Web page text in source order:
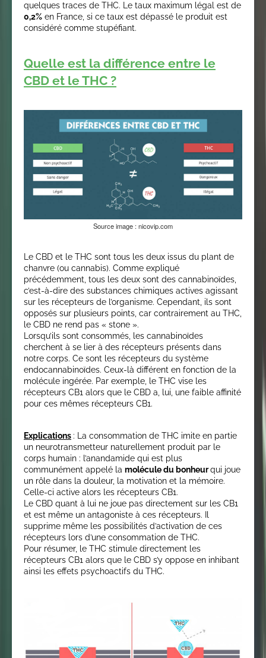
quelques traces de THC. Le taux maximum légal est de
0,2% en France, si ce taux est dépassé le produit est
considéré comme stupéfiant.
Quelle est la différence entre le
CBD et le THC ?
Source image : nicovip.com
Le CBD et le THC sont tous les deux issus du plant de
chanvre (ou cannabis). Comme expliqué
précédemment, tous les deux sont des cannabinoïdes,
c’est-à-dire des substances chimiques actives agissant
sur les récepteurs de l’organisme. Cependant, ils sont
opposés sur plusieurs points, car contrairement au THC,
le CBD ne rend pas « stone ».
Lorsqu’ils sont consommés, les cannabinoïdes
cherchent à se lier à des récepteurs présents dans
notre corps. Ce sont les récepteurs du système
endocannabinoïdes. Ceux-là différent en fonction de la
molécule ingérée. Par exemple, le THC vise les
récepteurs CB1 alors que le CBD a, lui, une faible affinité
pour ces mêmes récepteurs CB1.
Explications: La consommation de THC imite en partie
un neurotransmetteur naturellement produit par le
corps humain : l’anandamide qui est plus
communément appelé la molécule du bonheurqui joue
un rôle dans la douleur, la motivation et la mémoire.
Celle-ci active alors les récepteurs CB1.
Le CBD quant à lui ne joue pas directement sur les CB1
et est même un antagoniste à ces récepteurs. Il
supprime même les possibilités d’activation de ces
récepteurs lors d’une consommation de THC.
Pour résumer, le THC stimule directement les
récepteurs CB1 alors que le CBD s’y oppose en inhibant
ainsi les effets psychoactifs du THC.